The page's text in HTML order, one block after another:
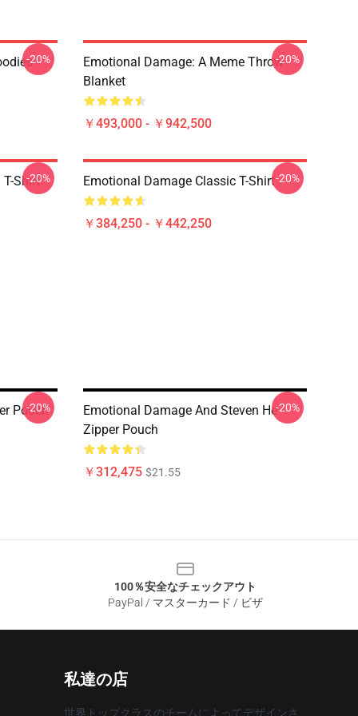
-20%
Emotional Damage: A Meme Throw
Blanket
￥493,000 - ￥942,500
-20%
Shirt
-20% Emotional Damage Classic T-Shirt
￥384,250 - ￥442,250
-20%
Pouch
-20%
Emotional Damage And Steven He
Zipper Pouch
￥312,475 $21.55
-20%
100％安全なチェックアウト
PayPal / マスターカード / ビザ
私達の店
世界トップクラスのチームによってデザインさ